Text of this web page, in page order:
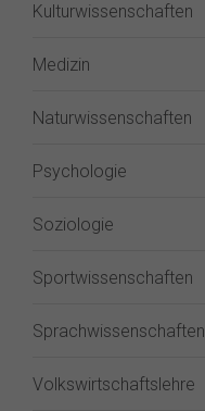
Kulturwissenschaften
Medizin
Naturwissenschaften
Psychologie
Soziologie
Sportwissenschaften
Sprachwissenschaften
Volkswirtschaftslehre